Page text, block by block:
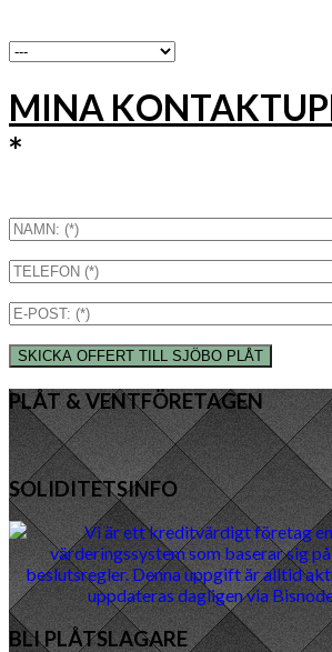
MINA
*
PLÅT & VENTFÖRETAGEN
SOLIDITETSINFO
BLI PLÅTSLAGARE